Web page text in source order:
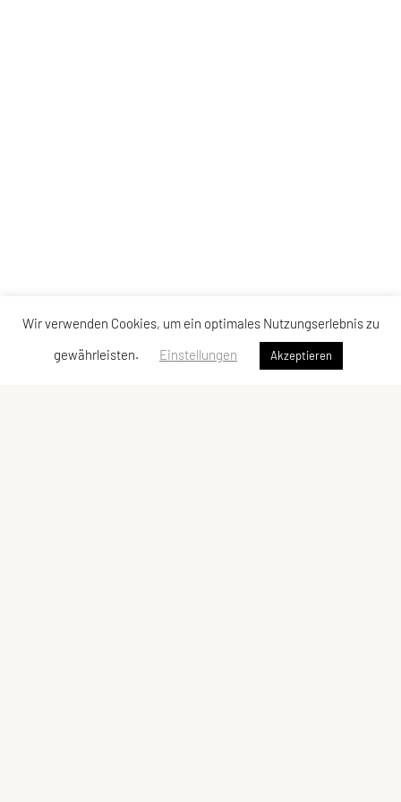
Wir verwenden Cookies, um ein optimales Nutzungserlebnis zu
gewährleisten.
Einstellungen Akzeptieren